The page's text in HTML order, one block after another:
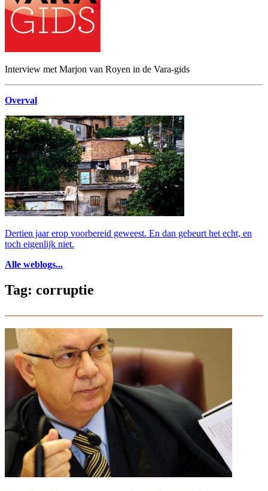
Interview met Marjon van Royen in de Vara-gids
Overval
Dertien jaar erop voorbereid geweest. En dan gebeurt het echt, en
toch eigenlijk niet.
Alle weblogs...
Tag: corruptie